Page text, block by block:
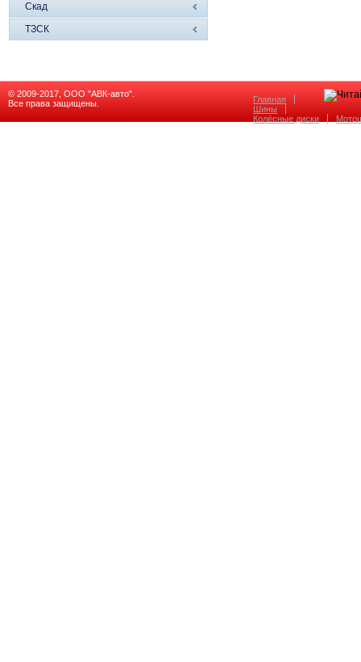
Скад
ТЗСК
© 2009-2017, ООО "АВК-авто".
Все права защищены.
Главная
Шины
Колёсные диски